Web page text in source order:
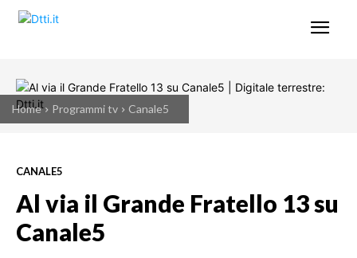
Home Programmi tv Canale5
CANALE5
Al via il Grande Fratello 13 su
Canale5